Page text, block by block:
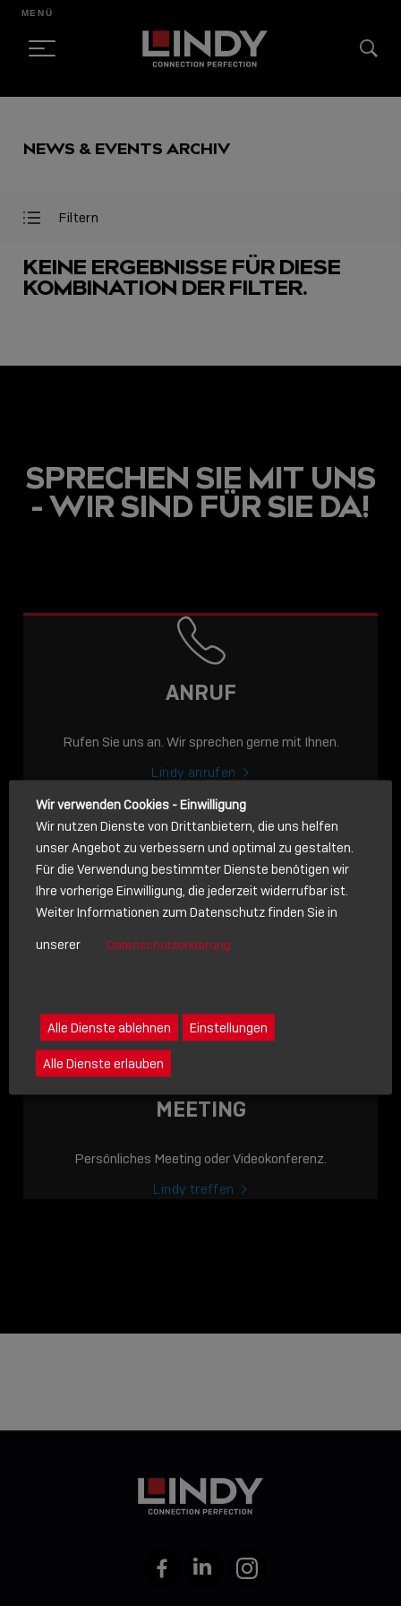
CONTENT
MENÜ
NEWS & EVENTS ARCHIV
Filter
Filter
Filtern
USB-C ÜBER LANGE
DISTANZEN: AKTIVE
USB-C-KABEL FÜR
STABILE 10 GBIT/S BIS
LINDY ACADEMY
JETZT ONLINE
VERFÜGBAR: DIE
LINDY ACADEMY –
WISSEN, DAS
KEINE ERGEBNISSE FÜR DIESE
KOMBINATION DER FILTER.
SPRECHEN SIE MIT UNS
- WIR SIND FÜR SIE DA!
ANRUF
Rufen Sie uns an. Wir sprechen gerne mit Ihnen.
Lindy anrufen
NACHRICHT
Schreiben Sie lieber? Dann schicken Sie uns gerne eine
MEETING
Persönliches Meeting oder Videokonferenz.
Lindy treffen
FacebookLinkedIn Instagram
Wir verwenden Cookies - Einwilligung
Wir nutzen Dienste von Drittanbietern, die uns helfen
unser Angebot zu verbessern und optimal zu gestalten.
Für die Verwendung bestimmter Dienste benötigen wir
Ihre vorherige Einwilligung, die jederzeit widerrufbar ist.
Weiter Informationen zum Datenschutz finden Sie in
unserer
Datenschutzerklärung
Alle Dienste ablehnen Einstellungen
Alle Dienste erlauben